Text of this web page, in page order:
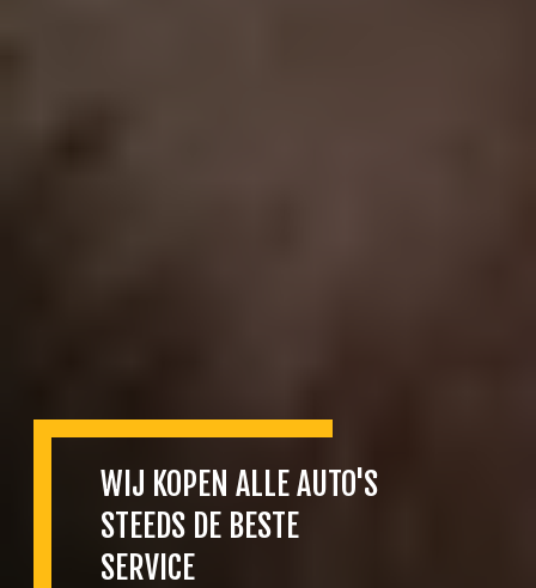
WIJ KOPEN ALLE AUTO'S
STEEDS DE BESTE
SERVICE